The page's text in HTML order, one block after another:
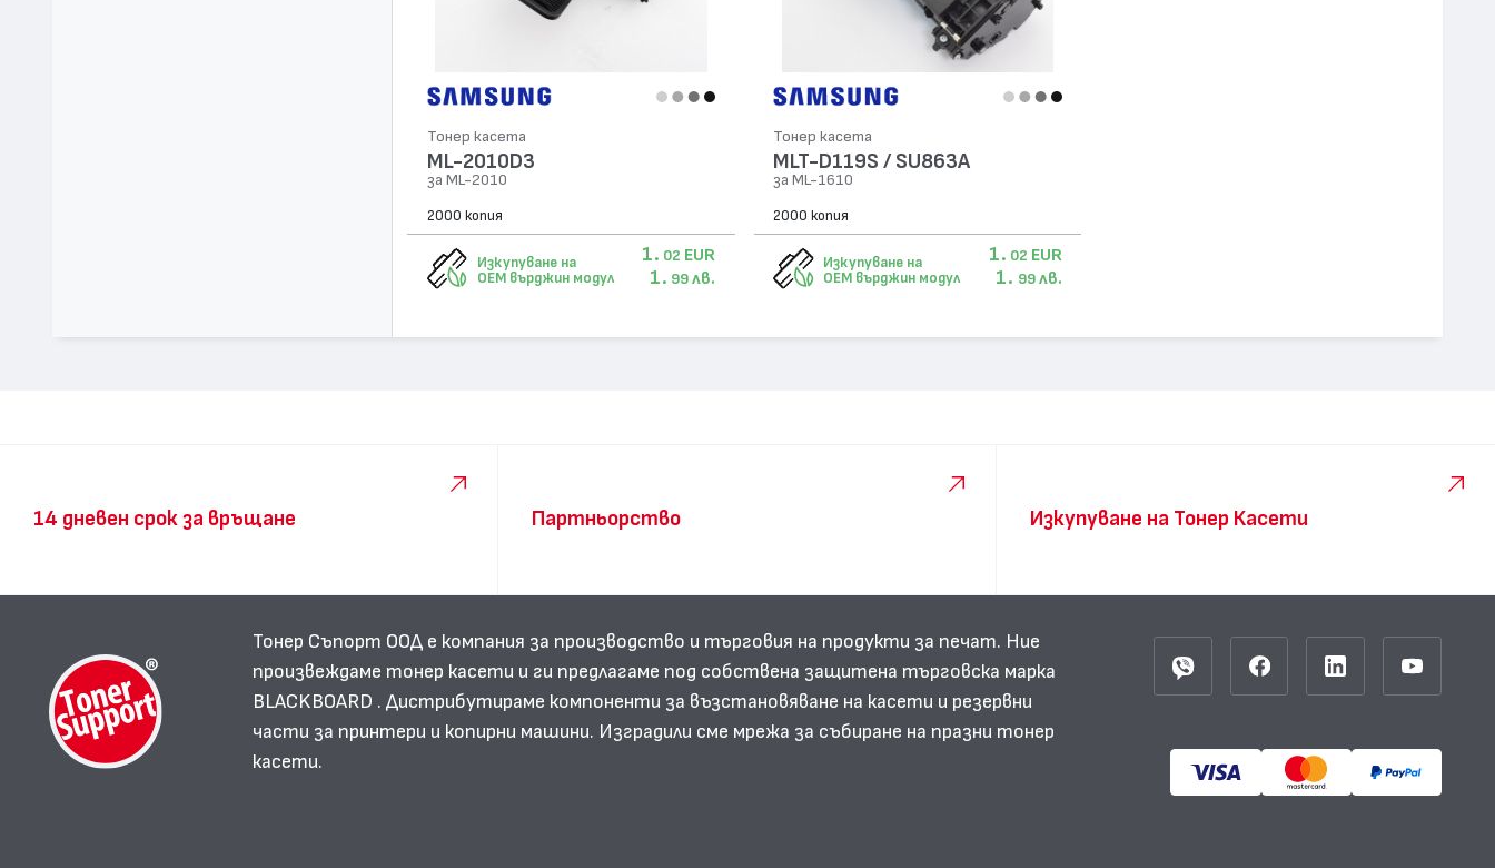
Тонер касета
ML-2010D3
за ML-2010
2000 копия
Изкупуване на
OEM върджин модул
1. 02 EUR
1. 99 лв.
Тонер касета
MLT-D119S / SU863A
за ML-1610
2000 копия
Изкупуване на
OEM върджин модул
1. 02 EUR
1. 99 лв.
14 дневен срок за връщане Партньорство Изкупуване на Тонер Касети
Тонер Съпорт ООД е компания за производство и търговия на продукти за печат. Ние
произвеждаме тонер касети и ги предлагаме под собствена защитена търговска марка
BLACKBOARD . Дистрибутираме компоненти за възстановяване на касети и резервни
части за принтери и копирни машини. Изградили сме мрежа за събиране на празни тонер
касети.